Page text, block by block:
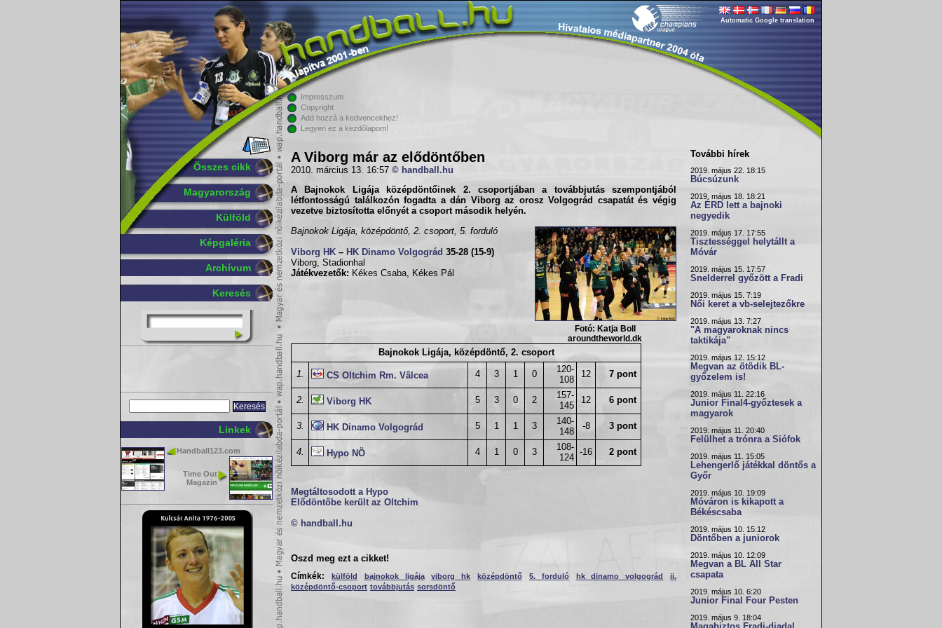
Összes cikk
Magyarország
Külföld
Képgaléria
Archívum
Keresés
Linkek
Handball123.com
Time Out
Magazin
Automatic Google translation
Impresszum
Copyright
Add hozzá a kedvencekhez!
Legyen ez a kezdőlapom!
A Viborg már az elődöntőben
2010. március 13. 16:57 © handball.hu
A Bajnokok Ligája középdöntőinek 2. csoportjábana továbbjutás szempontjából
létfontosságú találkozón fogadta a dán Viborg az oroszVolgográd
csapatát és végig
vezetve biztosította előnyét a csoport második helyén.
Fotó: Katja Boll
aroundtheworld.dk
Bajnokok Ligája, középdöntő, 2. csoport, 5. forduló
Viborg HK – HK Dinamo Volgográd 35-28 (15-9)
Viborg, Stadionhal
Játékvezetők: Kékes Csaba, Kékes Pál
Bajnokok Ligája, középdöntő, 2. csoport
1. CS Oltchim Rm. Vâlcea 4 3 1 0
120-
108
12 7 pont
2. Viborg HK 5 3 0 2
157-
145
12 6 pont
3. HK Dinamo Volgográd 5 1 1 3
140-
148
-8 3 pont
4. Hypo NÖ 4 1 0 3
108-
124
-16 2 pont
Megtáltosodott a Hypo
Elődöntőbe került az Oltchim
© handball.hu
Oszd meg ezt a cikket!
Címkék:
külföld bajnokok ligája viborg hk középdöntő 5. forduló hk dinamo volgográd
ii.
középdöntő-csoport továbbjutás sorsdöntő
További hírek
2019. május 22. 18:15
Búcsúzunk
2019. május 18. 18:21
Az ÉRD lett a bajnoki
negyedik
2019. május 17. 17:55
Tisztességgel helytállt a
Móvár
2019. május 15. 17:57
Snelderrel győzött a Fradi
2019. május 15. 7:19
Női keret a vb-selejtezőkre
2019. május 13. 7:27
"A magyaroknak nincs
taktikája"
2019. május 12. 15:12
Megvan az ötödik BL-
győzelem is!
2019. május 11. 22:16
Junior Final4-győztesek a
magyarok
2019. május 11. 20:40
Felülhet a trónra a Siófok
2019. május 11. 15:05
Lehengerlő játékkal döntős a
Győr
2019. május 10. 19:09
Móváron is kikapott a
Békéscsaba
2019. május 10. 15:12
Döntőben a juniorok
2019. május 10. 12:09
Megvan a BL All Star
csapata
2019. május 10. 6:20
Junior Final Four Pesten
2019. május 9. 18:04